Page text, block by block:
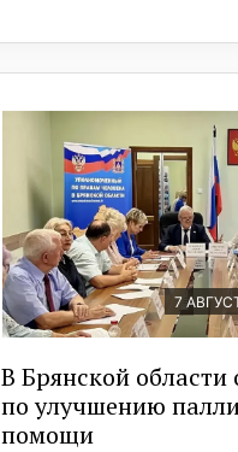
7
В Брянской
по улучшению
помощи